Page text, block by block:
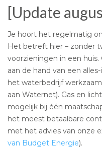
[Update
Je hoort het regelmatig
Het betreft hier – zonder
voorzieningen in een
aan de hand van een
het waterbedrijf
aan Waternet). Gas en
mogelijk bij één
het meest betaalbare
met het advies van onze
van Budget Energie).